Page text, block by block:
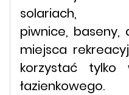
solariach,
piwnice, baseny,
miejsca
korzystać
łazienkowego.